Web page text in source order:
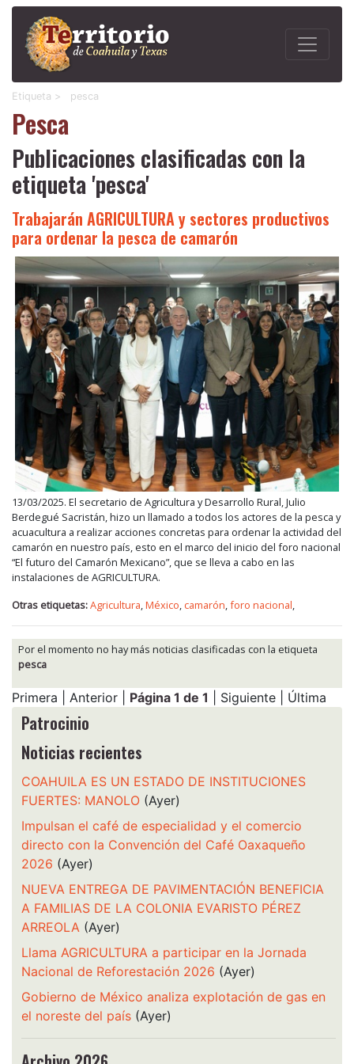
Etiqueta > pesca
Pesca
Publicaciones clasificadas con la
etiqueta 'pesca'
Trabajarán AGRICULTURA y sectores productivos
para ordenar la pesca de camarón
13/03/2025. El secretario de Agricultura y Desarrollo Rural, Julio
Berdegué Sacristán, hizo un llamado a todos los actores de la pesca y
acuacultura a realizar acciones concretas para ordenar la actividad del
camarón en nuestro país, esto en el marco del inicio del foro nacional
“El futuro del Camarón Mexicano”, que se lleva a cabo en las
instalaciones de AGRICULTURA.
Otras etiquetas:Agricultura México camarón foro nacional
Por el momento no hay más noticias clasificadas con la etiqueta
pesca
Primera | Anterior | Página 1 de 1 | Siguiente | Última
Patrocinio
Noticias recientes
COAHUILA ES UN ESTADO DE INSTITUCIONES
FUERTES: MANOLO (Ayer)
Impulsan el café de especialidad y el comercio
directo con la Convención del Café Oaxaqueño
2026 (Ayer)
NUEVA ENTREGA DE PAVIMENTACIÓN BENEFICIA
A FAMILIAS DE LA COLONIA EVARISTO PÉREZ
ARREOLA (Ayer)
Llama AGRICULTURA a participar en la Jornada
Nacional de Reforestación 2026 (Ayer)
Gobierno de México analiza explotación de gas en
el noreste del país (Ayer)